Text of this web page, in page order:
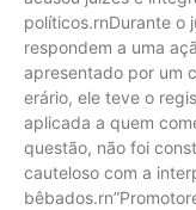
políticos.rnDurante o
respondem a uma
apresentado por um
erário, ele teve o
aplicada a quem
questão, não foi
cauteloso com a